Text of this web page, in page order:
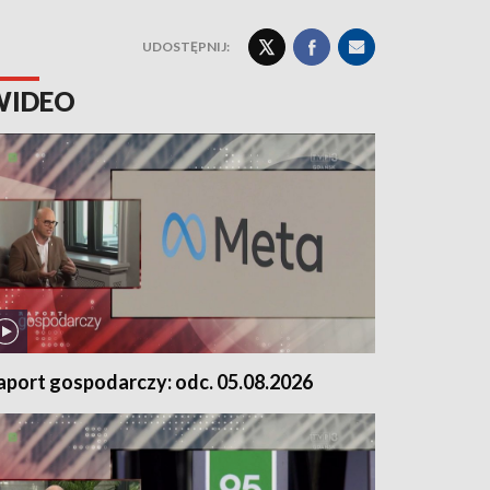
UDOSTĘPNIJ:
gospodarczy: odc. 05.08.2026